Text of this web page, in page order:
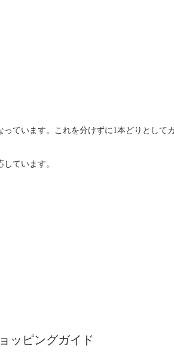
ています。これを分けずに1本どりとして
ています。
ッピングガイド